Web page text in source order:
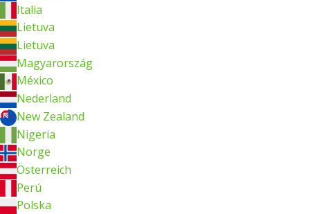
Italia
Lietuva
Lietuva
Magyarország
México
Nederland
New Zealand
Nigeria
Norge
Österreich
Perú
Polska